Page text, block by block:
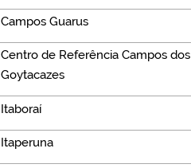
Campos Guarus
Centro de Referência Campos dos
Goytacazes
Itaboraí
Itaperuna